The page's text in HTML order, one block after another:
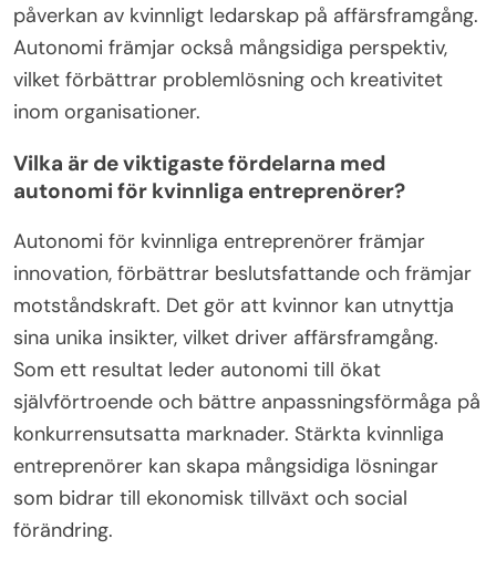
påverkan av kvinnligt ledarskap på affärsframgång.
Autonomi främjar också mångsidiga perspektiv,
vilket förbättrar problemlösning och kreativitet
inom organisationer.
Vilka är de viktigaste fördelarna med
autonomi för kvinnliga entreprenörer?
Autonomi för kvinnliga entreprenörer främjar
innovation, förbättrar beslutsfattande och främjar
motståndskraft. Det gör att kvinnor kan utnyttja
sina unika insikter, vilket driver affärsframgång.
Som ett resultat leder autonomi till ökat
självförtroende och bättre anpassningsförmåga på
konkurrensutsatta marknader. Stärkta kvinnliga
entreprenörer kan skapa mångsidiga lösningar
som bidrar till ekonomisk tillväxt och social
förändring.